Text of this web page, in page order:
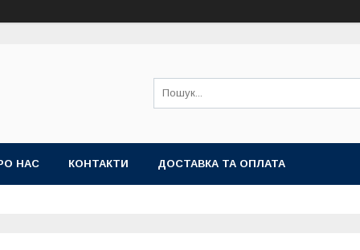
НАС КОНТАКТИ ДОСТАВКА ТА ОПЛАТА